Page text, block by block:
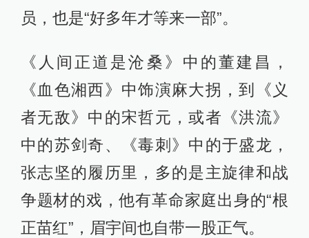
员，也是“好多年才等来一部”。
《人间正道是沧桑》中的董建昌，
《血色湘西》中饰演麻大拐，到《义
者无敌》中的宋哲元，或者《洪流》
中的苏剑奇、《毒刺》中的于盛龙，
张志坚的履历里，多的是主旋律和战
争题材的戏，他有革命家庭出身的“根
正苗红”，眉宇间也自带一股正气。